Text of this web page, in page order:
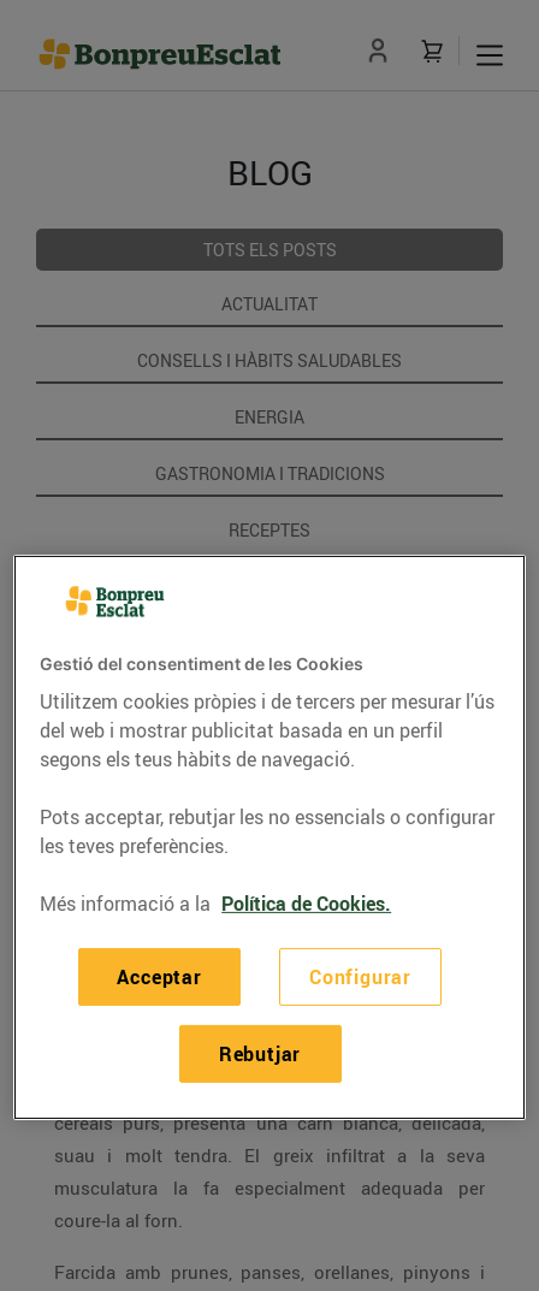
BLOG
TOTS ELS POSTS
ACTUALITAT
CONSELLS I HÀBITS SALUDABLES
ENERGIA
GASTRONOMIA I TRADICIONS
RECEPTES
Pularda farcida
20/de desembre/2016
és la femella del pollastre de pagès;
criada amb 14 setmanes i alimentada un 70% de
cereals purs, presenta una carn blanca, delicada,
suau i molt tendra. El greix infiltrat a la seva
musculatura la fa especialment adequada per
coure-la al forn.
Farcida amb prunes, panses, orellanes, pinyons i
Gestió del consentiment de les Cookies
Utilitzem cookies pròpies i de tercers per mesurar l’ús
del web i mostrar publicitat basada en un perfil
segons els teus hàbits de navegació.
Pots acceptar, rebutjar les no essencials o configurar
les teves preferències.
Més informació a la Política de Cookies.
Configurar
Rebutjar
Acceptar